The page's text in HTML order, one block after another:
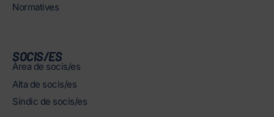
Normatives
SOCIS/ES
Àrea de socis/es
Alta de socis/es
Síndic de socis/es